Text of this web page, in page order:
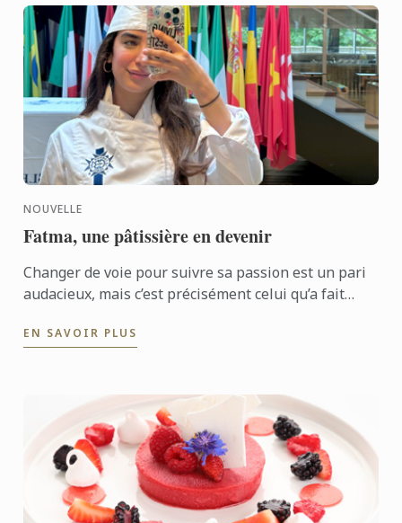
NOUVELLE
Fatma, une pâtissière en devenir
Changer de voie pour suivre sa passion est un pari
audacieux, mais c’est précisément celui qu’a fait
carrière de ...
EN SAVOIR PLUS